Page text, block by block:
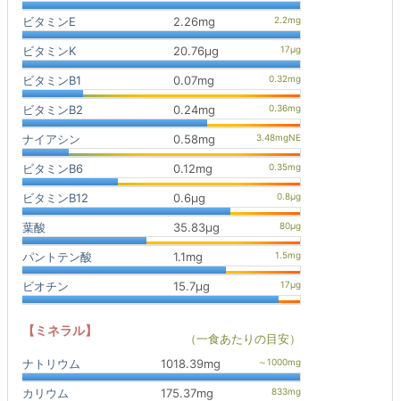
ビタミンE 2.26mg
ビタミンK 20.76μg
ビタミンB1 0.07mg
ビタミンB2 0.24mg
ナイアシン 0.58mg
ビタミンB6 0.12mg
ビタミンB12 0.6μg
葉酸 35.83μg
パントテン酸 1.1mg
ビオチン 15.7μg
【ミネラル】
（一食あたりの目安）
ナトリウム
1018.39mg
カリウム 175.37mg